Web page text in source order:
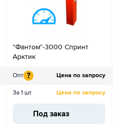
"Фантом"-3000 Спринт
Арктик
Опт ? Цена по запросу
За 1 шт. Цена по запросу
Под заказ